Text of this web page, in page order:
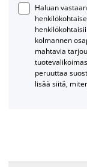
Haluan
kolmannen
mahtavia
peruuttaa
lisää siitä,